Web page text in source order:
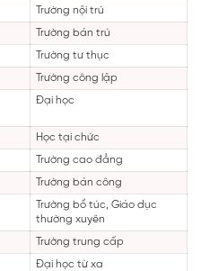
Trường nội trú
Trường bán trú
Trường tư thục
Trường công lập
Đại học
Học tại chức
Trường cao đẳng
Trường bán công
Trường bổ túc, Giáo dục
thường xuyên
Trường trung cấp
Đại học từ xa